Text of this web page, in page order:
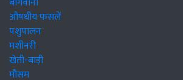
औषधीय फसलें
पशुपालन
मशीनरी
खेती-बाड़ी
मौसम